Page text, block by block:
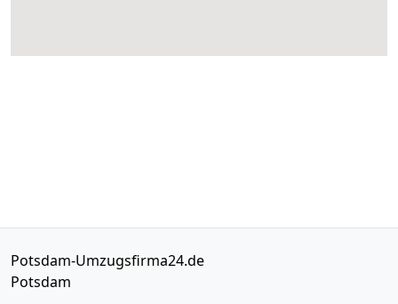
Potsdam-Umzugsfirma24.de
Potsdam